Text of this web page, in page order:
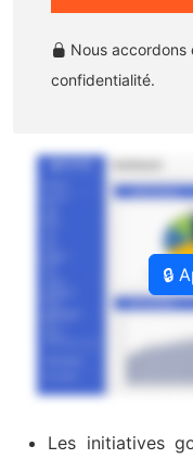
Nous
confidentialité.
🔒
Les initiatives